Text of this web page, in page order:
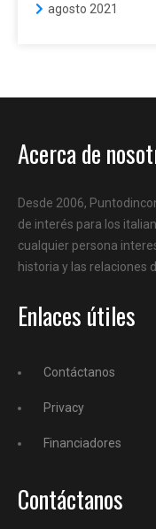
agosto 2021
Acerca de
Desde 2006,
de interés para los
cualquier persona
historia y las relaciones
Enlaces útiles
Contáctanos
Privacy
Financiadores
Contáctanos